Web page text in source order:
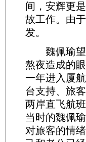
间，安辉更
故工作。由
发。
魏佩瑜望
熬夜造成的
一年进入厦
台支持、旅
两岸直飞航
当时的魏佩
对旅客的情